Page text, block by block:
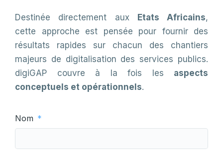
Destinée directement aux Etats Africains,
cette approche est pensée pour fournir des
résultats rapides sur chacun des chantiers
majeurs de digitalisation des services publics.
digiGAP couvre à la fois les aspects
conceptuels et opérationnels.
Nom